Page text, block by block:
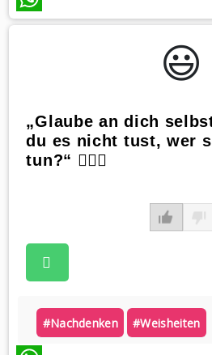
WhatsApp
😃️
„Glaube an dich
du es nicht tust, wer
tun?“ 🤷🏼‍♀️
#nachdenken #weisheiten